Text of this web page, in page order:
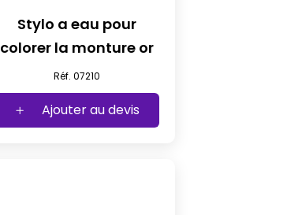
Stylo a eau pour
colorer la monture or
Réf. 07210
Ajouter au devis